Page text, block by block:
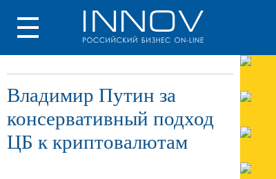
Владимир Путин за
консервативный подход
ЦБ к криптовалютам